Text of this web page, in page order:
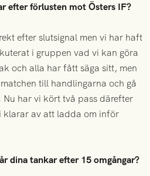
efter förlusten mot Östers IF?
efter slutsignal men vi har haft
i gruppen vad vi kan göra
och alla har fått säga sitt, men
till handlingarna och gå
Nu har vi kört två pass därefter
klarar av att ladda om inför
dina tankar efter 15 omgångar?